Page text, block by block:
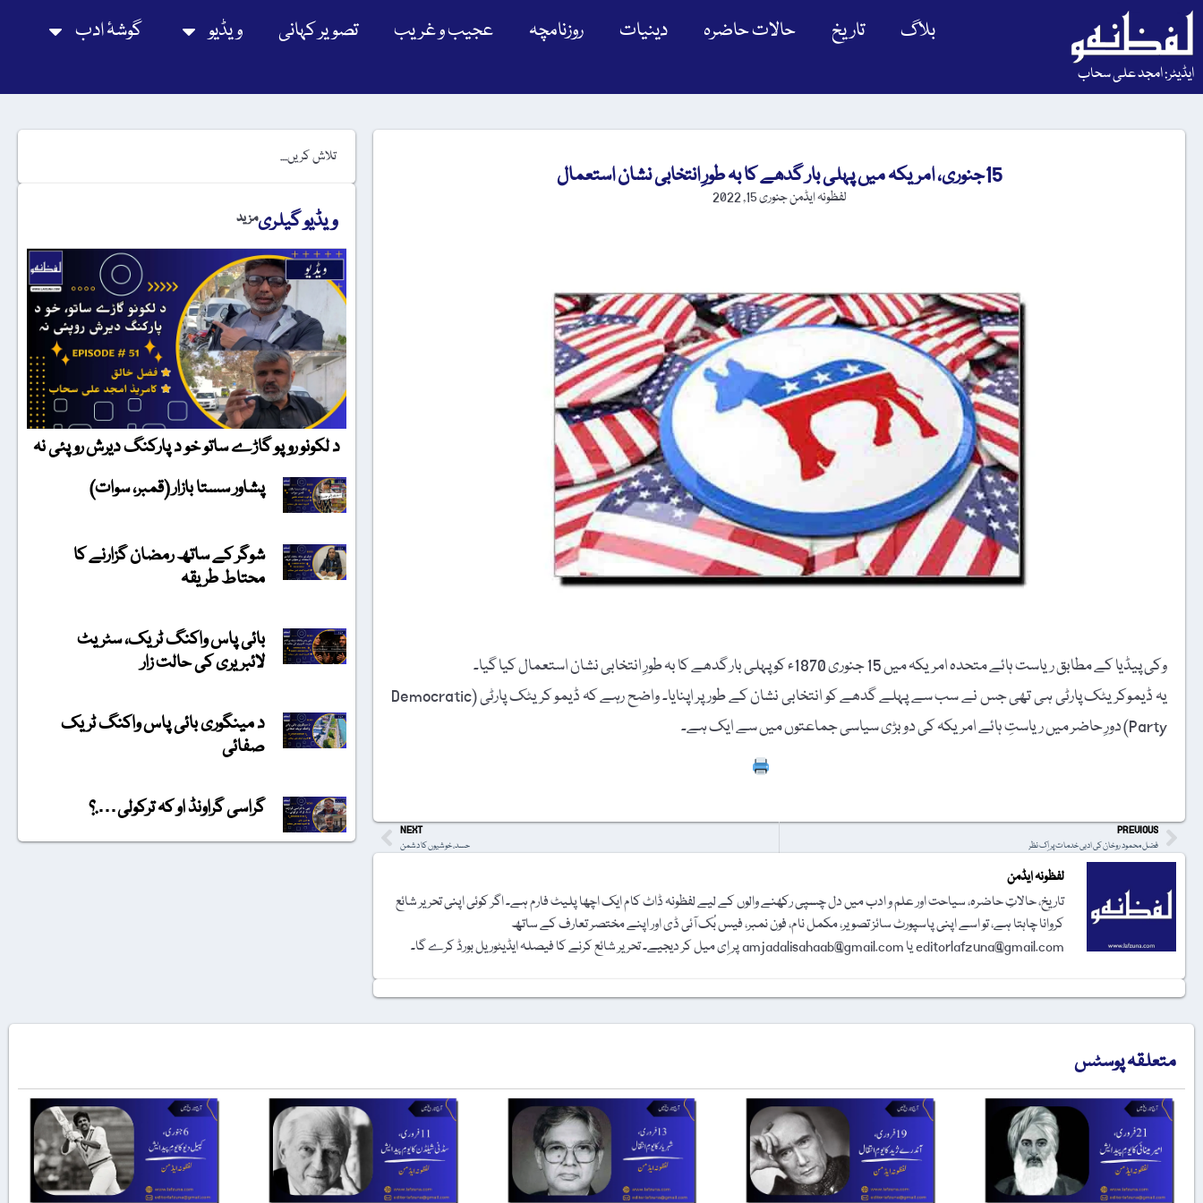
ایڈیٹر: امجد علی سحاب
بلاگ تاریخ حالات حاضرہ دینیات روزنامچہ عجیب و غریب تصویر کہانی ویڈیو گوشۂ ادب
15جنوری، امریکہ میں پہلی بار گدھے کا بہ طورِ انتخابی نشان استعمال
لفظونہ ایڈمنجنوری 15, 2022
وکی پیڈیا کے مطابق ریاست ہائے متحدہ امریکہ میں 15 جنوری 1870ء کو پہلی بار گدھے کا بہ طورِ انتخابی نشان استعمال کیا گیا۔
یہ ڈیموکریٹک پارٹی ہی تھی جس نے سب سے پہلے گدھے کو انتخابی نشان کے طور پر اپنایا۔ واضح رہے کہ ڈیمو کریٹک پارٹی (Democratic
Party) دورِ حاضر میں ریاستِ ہائے امریکہ کی دو بڑی سیاسی جماعتوں میں سے ایک ہے۔
PREVIOUS
فضل محمود روخان کی ادبی خدمات پر اِک نظر
NEXT
حسد، خوشیوں کا دشمن
لفظونہ ایڈمن
تاریخ، حالاتِ حاضرہ، سیاحت اور علم و ادب میں دل چسپی رکھنے والوں کے لیے لفظونہ ڈاٹ کام ایک اچھا پلیٹ فارم ہے۔ اگر کوئی اپنی تحریر شائع
کروانا چاہتا ہے، تو اسے اپنی پاسپورٹ سائز تصویر، مکمل نام، فون نمبر، فیس بُک آئی ڈی اور اپنے مختصر تعارف کے ساتھ
editorlafzuna@gmail.com یا amjadalisahaab@gmail.com پر اِی میل کر دیجیے۔ تحریر شائع کرنے کا فیصلہ ایڈیٹوریل بورڈ کرے گا۔
ویڈیو گیلریمزید
د لکونو روپو گاڑے ساتو خو د پارکنگ دیرش روپئی نہ
پشاور سستا بازار (قمبر، سوات)
شوگر کے ساتھ رمضان گزارنے کا
محتاط طریقہ
بائی پاس واکنگ ٹریک، سٹریٹ
لائبریری کی حالت زار
د مینگوری بائی پاس واکنگ ٹریک
صفائی
گراسی گراونڈ او کہ ترکولی….؟
متعلقہ پوسٹس